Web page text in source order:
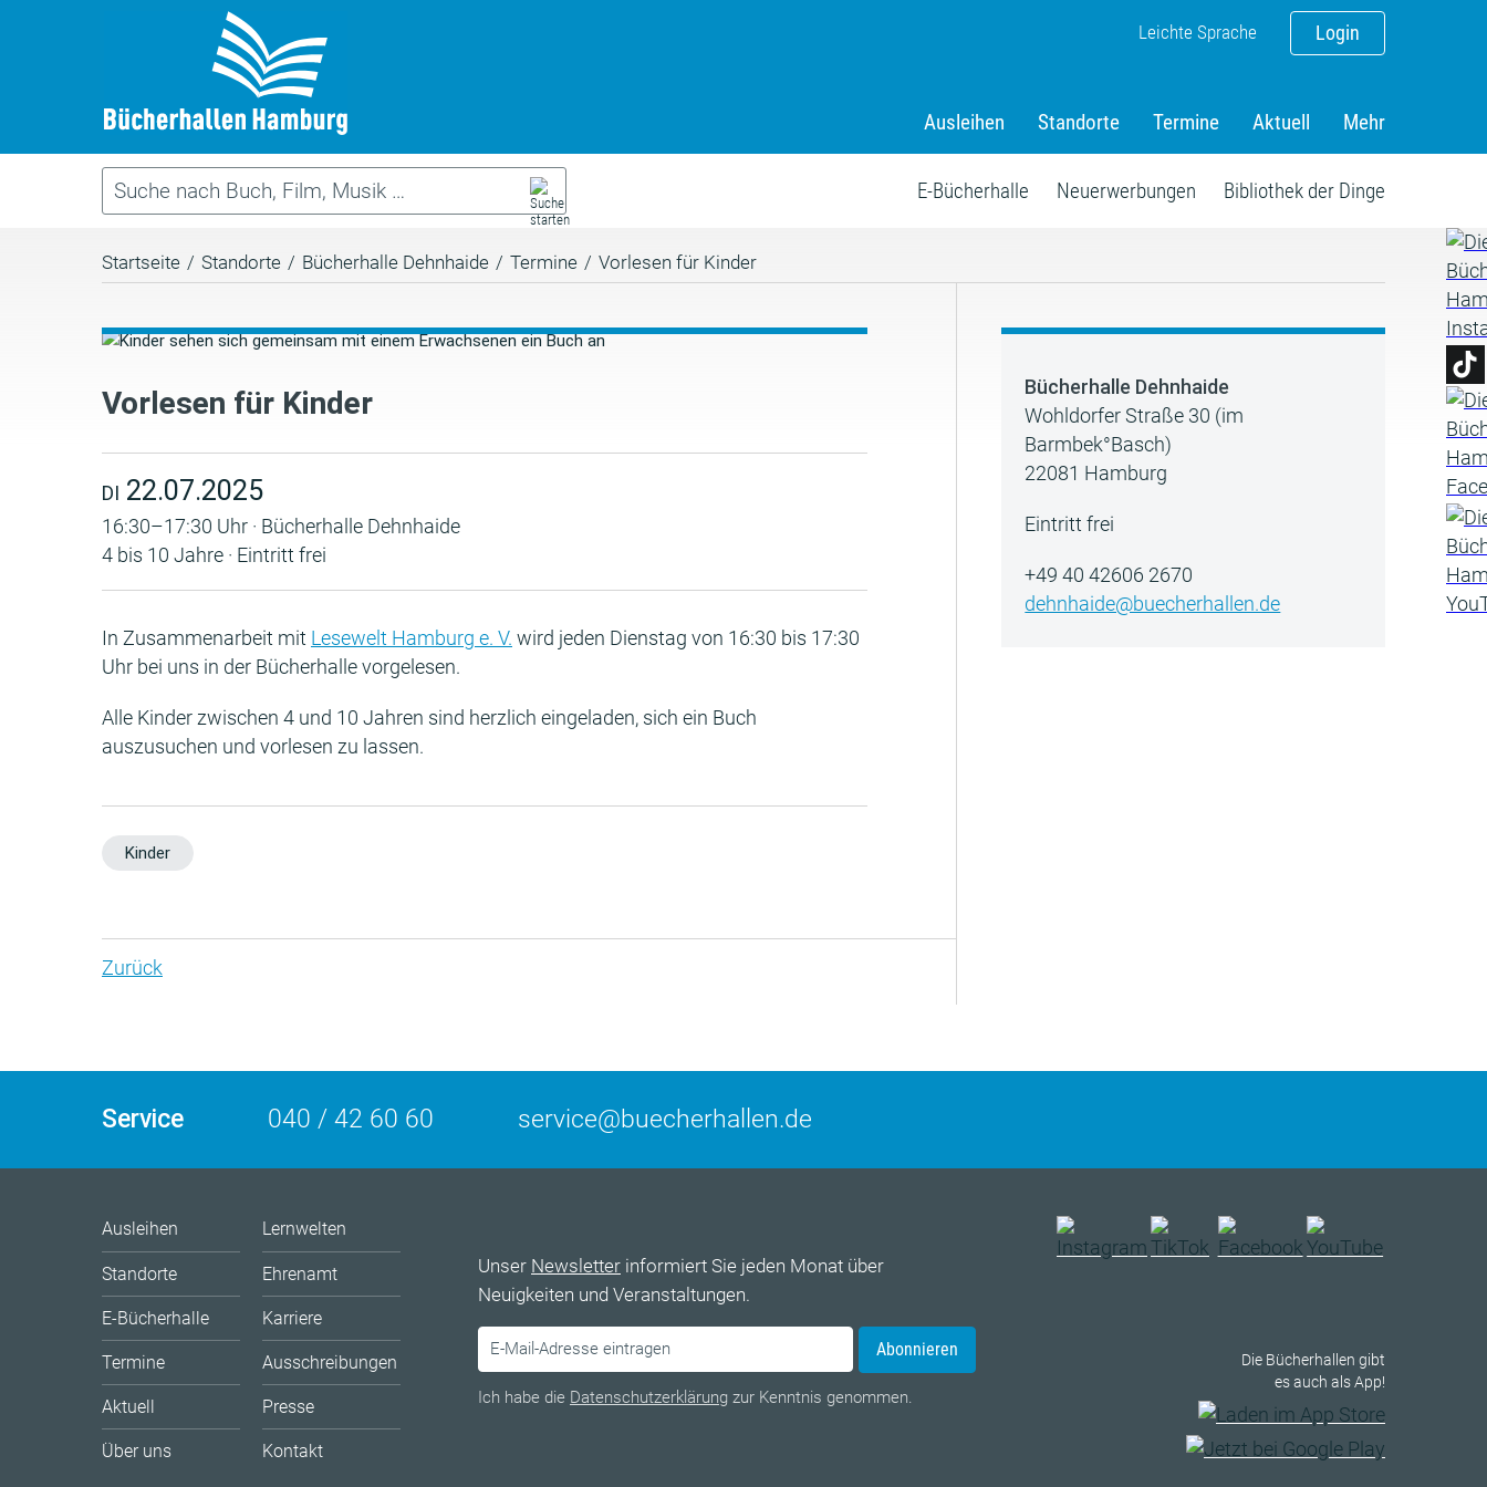
Login
Leichte Sprache
Ausleihen Standorte Termine Aktuell Mehr
E-Bücherhalle Neuerwerbungen Bibliothek der Dinge
Startseite / Standorte / Bücherhalle Dehnhaide / Termine / Vorlesen für Kinder
Vorlesen für Kinder
DI 22.07.2025
16:30–17:30 Uhr · Bücherhalle Dehnhaide
4 bis 10 Jahre · Eintritt frei
In Zusammenarbeit mit Lesewelt Hamburg e. V. wird jeden Dienstag von 16:30 bis 17:30
Uhr bei uns in der Bücherhalle vorgelesen.
Alle Kinder zwischen 4 und 10 Jahren sind herzlich eingeladen, sich ein Buch
auszusuchen und vorlesen zu lassen.
Kinder
Zurück
Bücherhalle Dehnhaide
Wohldorfer Straße 30 (im
Barmbek°Basch)
22081 Hamburg
Eintritt frei
+49 40 42606 2670
dehnhaide@buecherhallen.de
Service 040 / 42 60 60 service@buecherhallen.de
Ausleihen
Standorte
E-Bücherhalle
Termine
Aktuell
Über uns
Lernwelten
Ehrenamt
Karriere
Ausschreibungen
Presse
Kontakt
Unser Newsletter informiert Sie jeden Monat über
Neuigkeiten und Veranstaltungen.
Abonnieren
Ich habe die Datenschutzerklärung zur Kenntnis genommen.
Die Bücherhallen gibt
es auch als App!